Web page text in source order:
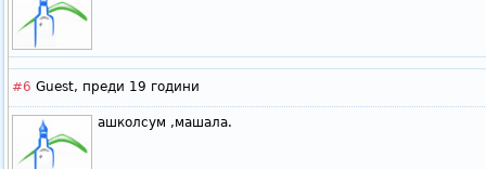
#6 Guest, преди 19 години
ашколсум ,машала.